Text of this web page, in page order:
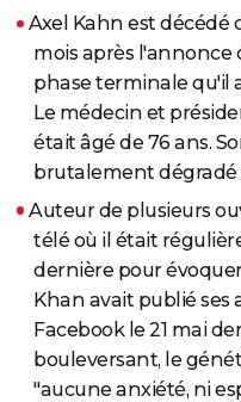
Axel Kahn est décédé
mois après l'annonce
phase terminale qu'il
Le médecin et
était âgé de 76 ans.
brutalement dégradé
Auteur de plusieurs
télé où il était
dernière pour évoquer
Khan avait publié ses
Facebook le 21 mai
bouleversant, le
"aucune anxiété, ni